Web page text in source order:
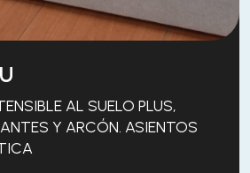
AL SUELO PLUS,
Y ARCÓN. ASIENTOS